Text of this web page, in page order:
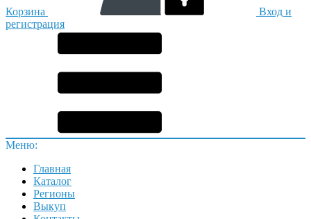
Корзина
Вход и
регистрация
Меню:
Главная
Каталог
Регионы
Выкуп